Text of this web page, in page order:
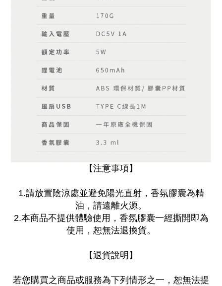
【注意事項】
1.請放置陰涼處並避免陽光直射，香氛膠囊為精
油，請遠離火源。
2.本商品不提供體驗使用，香氛膠囊一經撕開即為
使用，恕無法退換貨。
【退貨說明】
若您購買之商品或服務為下列情形之一，恕無法提